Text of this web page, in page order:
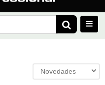
Novedades